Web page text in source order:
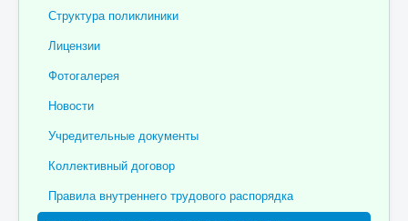
Лекарственное обеспечение
Документы
Структура поликлиники
Лицензии
Фотогалерея
Новости
Учредительные документы
Коллективный договор
Правила внутреннего трудового распорядка